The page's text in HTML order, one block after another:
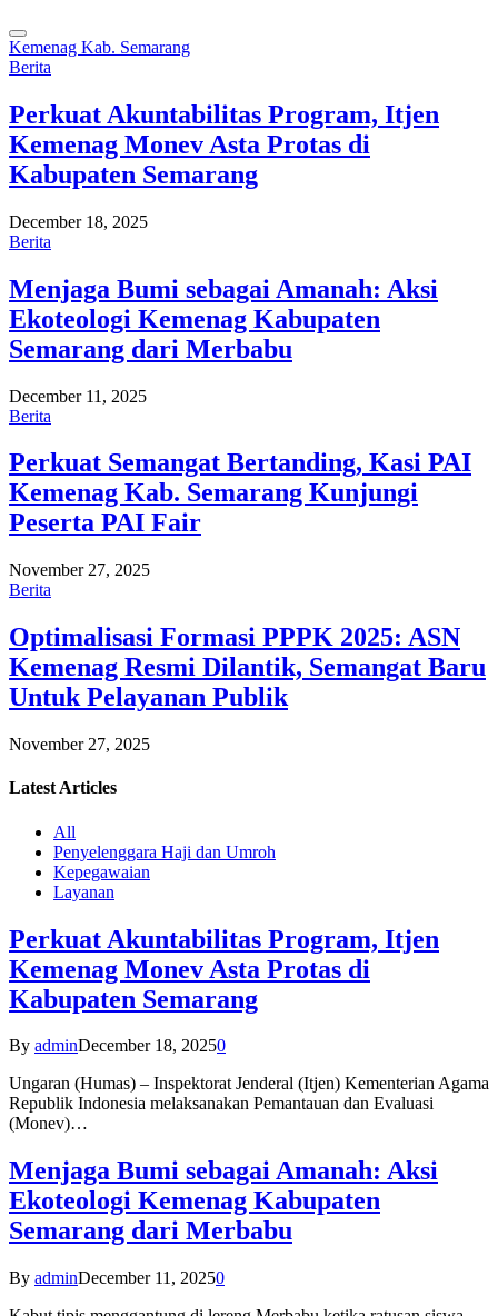
Kemenag Kab. Semarang
Berita
Perkuat Akuntabilitas Program, Itjen
Kemenag Monev Asta Protas di
Kabupaten Semarang
December 18, 2025
Berita
Menjaga Bumi sebagai Amanah: Aksi
Ekoteologi Kemenag Kabupaten
Semarang dari Merbabu
December 11, 2025
Berita
Perkuat Semangat Bertanding, Kasi PAI
Kemenag Kab. Semarang Kunjungi
Peserta PAI Fair
November 27, 2025
Berita
Optimalisasi Formasi PPPK 2025: ASN
Kemenag Resmi Dilantik, Semangat Baru
Untuk Pelayanan Publik
November 27, 2025
Latest Articles
All
Penyelenggara Haji dan Umroh
Kepegawaian
Layanan
Perkuat Akuntabilitas Program, Itjen
Kemenag Monev Asta Protas di
Kabupaten Semarang
By adminDecember 18, 20250
Ungaran (Humas) – Inspektorat Jenderal (Itjen) Kementerian Agama
Republik Indonesia melaksanakan Pemantauan dan Evaluasi
(Monev)…
Menjaga Bumi sebagai Amanah: Aksi
Ekoteologi Kemenag Kabupaten
Semarang dari Merbabu
By adminDecember 11, 20250